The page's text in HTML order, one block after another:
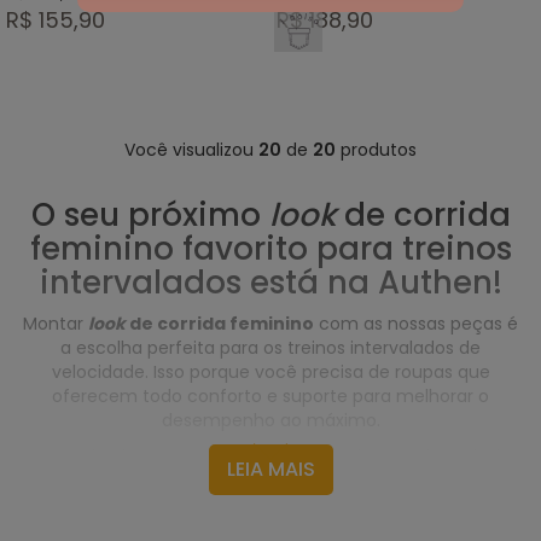
R$ 155,90
SELO 1
R$ 188,90
Você visualizou 20 de 20 produtos
O seu próximo lookde corrida
feminino favorito para treinos
intervalados está na Authen!
Montar lookde corrida feminino com as nossas peças é
a escolha perfeita para os treinos intervalados de
velocidade. Isso porque você precisa de roupas que
Pensando nisso, a Authen une tecnologia e
em modelagens que potencializam seus movimentos,
LEIA MAIS